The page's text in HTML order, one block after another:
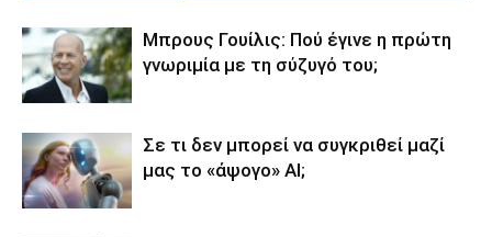
Μπρους Γουίλις: Πού έγινε η πρώτη
γνωριμία με τη σύζυγό του;
Σε τι δεν μπορεί να συγκριθεί μαζί
μας το «άψογο» AI;